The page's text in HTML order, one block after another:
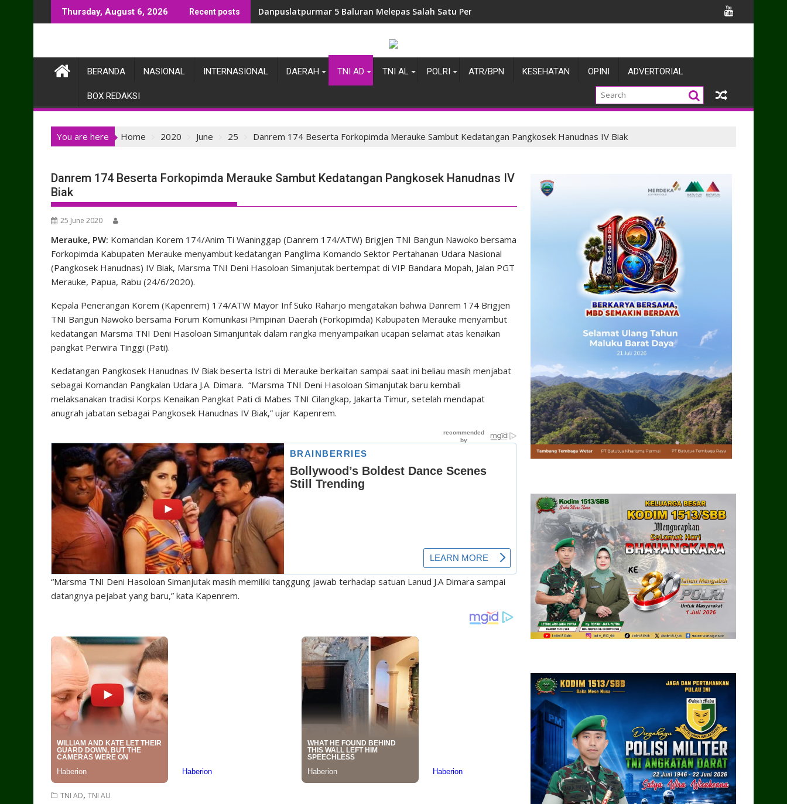
to
Thursday, August 6, 2026 Recent posts Danpuslatpurmar 5 Baluran Melepas Salah Satu Perwira Terbaiknya
BERANDA NASIONAL INTERNASIONAL DAERAH TNI AD TNI AL POLRI ATR/BPN KESEHATAN OPINI ADVERTORIAL
BOX REDAKSI
You are here Home 2020 June 25 Danrem 174 Beserta Forkopimda Merauke Sambut Kedatangan Pangkosek Hanudnas IV Biak
Danrem 174 Beserta Forkopimda Merauke Sambut Kedatangan Pangkosek Hanudnas IV
Biak
25 June 2020
Merauke, PW: Komandan Korem 174/Anim Ti Waninggap (Danrem 174/ATW) Brigjen TNI Bangun Nawoko bersama
Forkopimda Kabupaten Merauke menyambut kedatangan Panglima Komando Sektor Pertahanan Udara Nasional
(Pangkosek Hanudnas) IV Biak, Marsma TNI Deni Hasoloan Simanjutak bertempat di VIP Bandara Mopah, Jalan PGT
Merauke, Papua, Rabu (24/6/2020).
Kepala Penerangan Korem (Kapenrem) 174/ATW Mayor Inf Suko Raharjo mengatakan bahwa Danrem 174 Brigjen
TNI Bangun Nawoko bersama Forum Komunikasi Pimpinan Daerah (Forkopimda) Kabupaten Merauke menyambut
kedatangan Marsma TNI Deni Hasoloan Simanjuntak dalam rangka menyampaikan ucapan selamat atas kenaikan
pangkat Perwira Tinggi (Pati).
Kedatangan Pangkosek Hanudnas IV Biak beserta Istri di Merauke berkaitan sampai saat ini beliau masih menjabat
sebagai Komandan Pangkalan Udara J.A. Dimara. “Marsma TNI Deni Hasoloan Simanjutak baru kembali
melaksanakan tradisi Korps Kenaikan Pangkat Pati di Mabes TNI Cilangkap, Jakarta Timur, setelah mendapat
anugrah jabatan sebagai Pangkosek Hanudnas IV Biak,” ujar Kapenrem.
“Marsma TNI Deni Hasoloan Simanjutak masih memiliki tanggung jawab terhadap satuan Lanud J.A Dimara sampai
datangnya pejabat yang baru,” kata Kapenrem.
TNI AD, TNI AU